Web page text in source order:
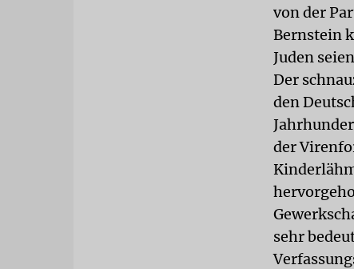
von der
Bernstein
Juden
Der
den
der
sehr